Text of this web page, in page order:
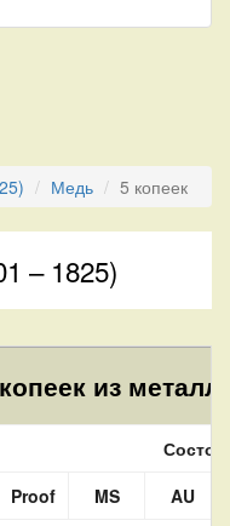
Медь 5 копеек
– 1825)
из
Proof
MS
AU